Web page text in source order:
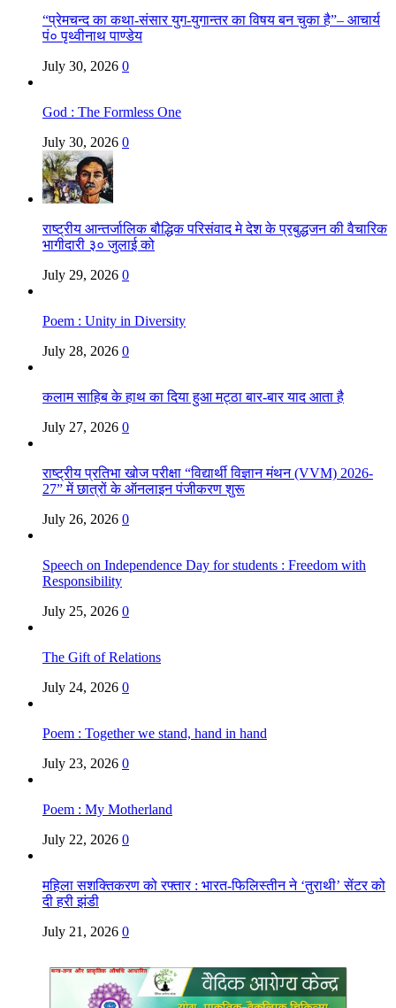
“प्रेमचन्द का कथा-संसार युग-युगान्तर का विषय बन चुका है”– आचार्य
पं० पृथ्वीनाथ पाण्डेय
July 30, 2026 0
God : The Formless One
July 30, 2026 0
राष्ट्रीय आन्तर्जालिक बौद्धिक परिसंवाद मे देश के प्रबुद्धजन की वैचारिक
भागीदारी ३० जुलाई को
July 29, 2026 0
Poem : Unity in Diversity
July 28, 2026 0
कलाम साहिब के हाथ का दिया हुआ मट्ठा बार-बार याद आता है
July 27, 2026 0
राष्ट्रीय प्रतिभा खोज परीक्षा “विद्यार्थी विज्ञान मंथन (VVM) 2026-
27” में छात्रों के ऑनलाइन पंजीकरण शुरू
July 26, 2026 0
Speech on Independence Day for students : Freedom with
Responsibility
July 25, 2026 0
The Gift of Relations
July 24, 2026 0
Poem : Together we stand, hand in hand
July 23, 2026 0
Poem : My Motherland
July 22, 2026 0
महिला सशक्तिकरण को रफ्तार : भारत-फिलिस्तीन ने ‘तुराथी’ सेंटर को
दी हरी झंडी
July 21, 2026 0